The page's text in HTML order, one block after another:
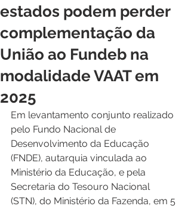
estados podem perder
complementação da
União ao Fundeb na
modalidade VAAT em
2025
Em levantamento conjunto realizado
pelo Fundo Nacional de
Desenvolvimento da Educação
(FNDE), autarquia vinculada ao
Ministério da Educação, e pela
Secretaria do Tesouro Nacional
(STN), do Ministério da Fazenda, em 5